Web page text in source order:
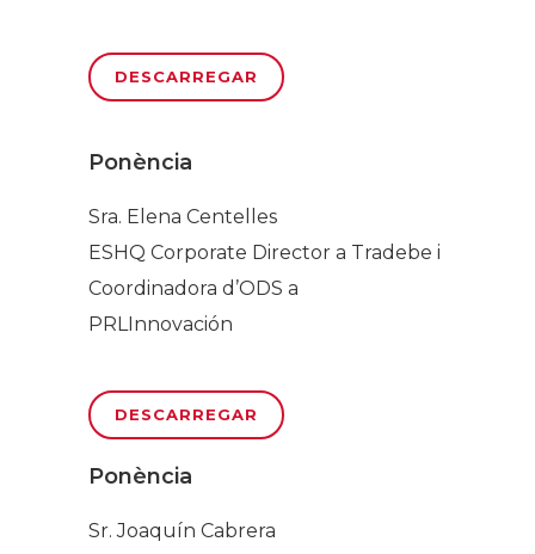
DESCARREGAR
Ponència
Sra. Elena Centelles
ESHQ Corporate Director a Tradebe i
Coordinadora d’ODS a
PRLInnovación
DESCARREGAR
Ponència
Sr. Joaquín Cabrera